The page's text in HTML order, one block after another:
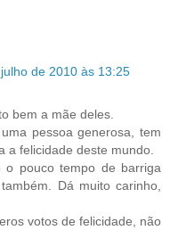
de 2010 às 13:25
bem a mãe deles.
pessoa generosa, tem
a felicidade deste mundo.
o pouco tempo de barriga
Dá muito carinho,
votos de felicidade, não